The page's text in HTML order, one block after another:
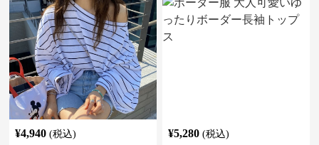
¥4,940 (税込)
¥5,280 (税込)